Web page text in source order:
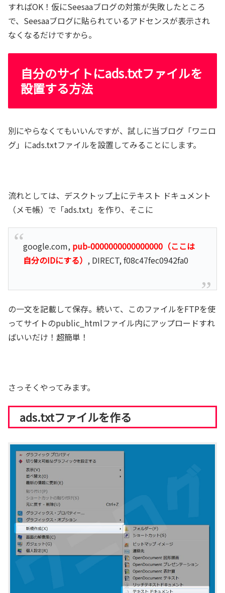
すればOK！仮にSeesaaブログの対策が失敗したところ
で、Seesaaブログに貼られているアドセンスが表示され
なくなるだけですから。
自分のサイトにads.txtファイルを
設置する方法
別にやらなくてもいいんですが、試しに当ブログ「ワニロ
グ」にads.txtファイルを設置してみることにします。
流れとしては、デスクトップ上にテキスト ドキュメント
（メモ帳）で「ads.txt」を作り、そこに
google.com, pub-0000000000000000（ここは
自分のIDにする） , DIRECT, f08c47fec0942fa0
の一文を記載して保存。続いて、このファイルをFTPを使
ってサイトのpublic_htmlファイル内にアップロードすれ
ばいいだけ！超簡単！
さっそくやってみます。
ads.txtファイルを作る